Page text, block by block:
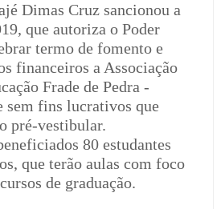
Dimas Cruz sancionou a
que autoriza o Poder
termo de fomento e
financeiros a Associação
Frade de Pedra -
sem fins lucrativos que
pré-vestibular.
80 estudantes
que terão aulas com foco
de graduação.